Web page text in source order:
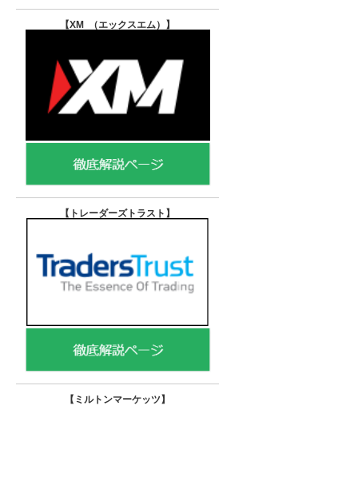
【XM （エックスエム） 】
【トレーダーズトラスト 】
【 ミルトンマーケッツ】